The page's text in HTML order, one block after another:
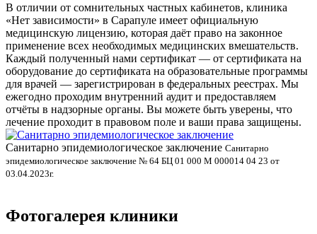
В отличии от сомнительных частных кабинетов, клиника
«Нет зависимости» в Сарапуле имеет официальную
медицинскую лицензию, которая даёт право на законное
применение всех необходимых медицинских вмешательств.
Каждый полученный нами сертификат — от сертификата на
оборудование до сертификата на образовательные программы
для врачей — зарегистрирован в федеральных реестрах. Мы
ежегодно проходим внутренний аудит и предоставляем
отчёты в надзорные органы. Вы можете быть уверены, что
лечение проходит в правовом поле и ваши права защищены.
Санитарно эпидемиологическое заключение Санитарно
эпидемиологическое заключение № 64 БЦ 01 000 М 000014 04 23 от
03.04.2023г.
Фотогалерея клиники